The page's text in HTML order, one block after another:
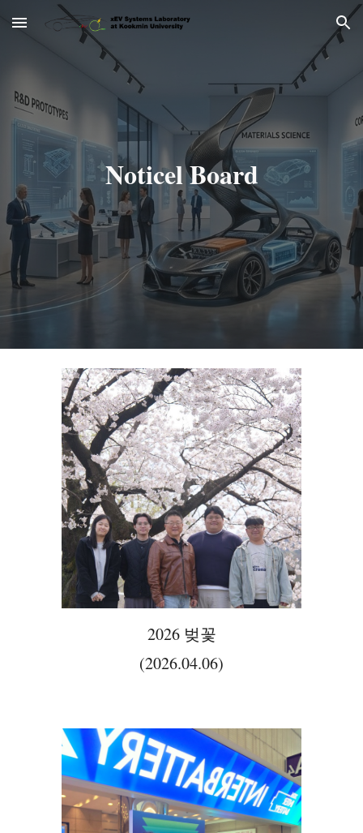
Skip to main content Skip to navigation
Noticel Board
2026 벚꽃
(2026.04.06)